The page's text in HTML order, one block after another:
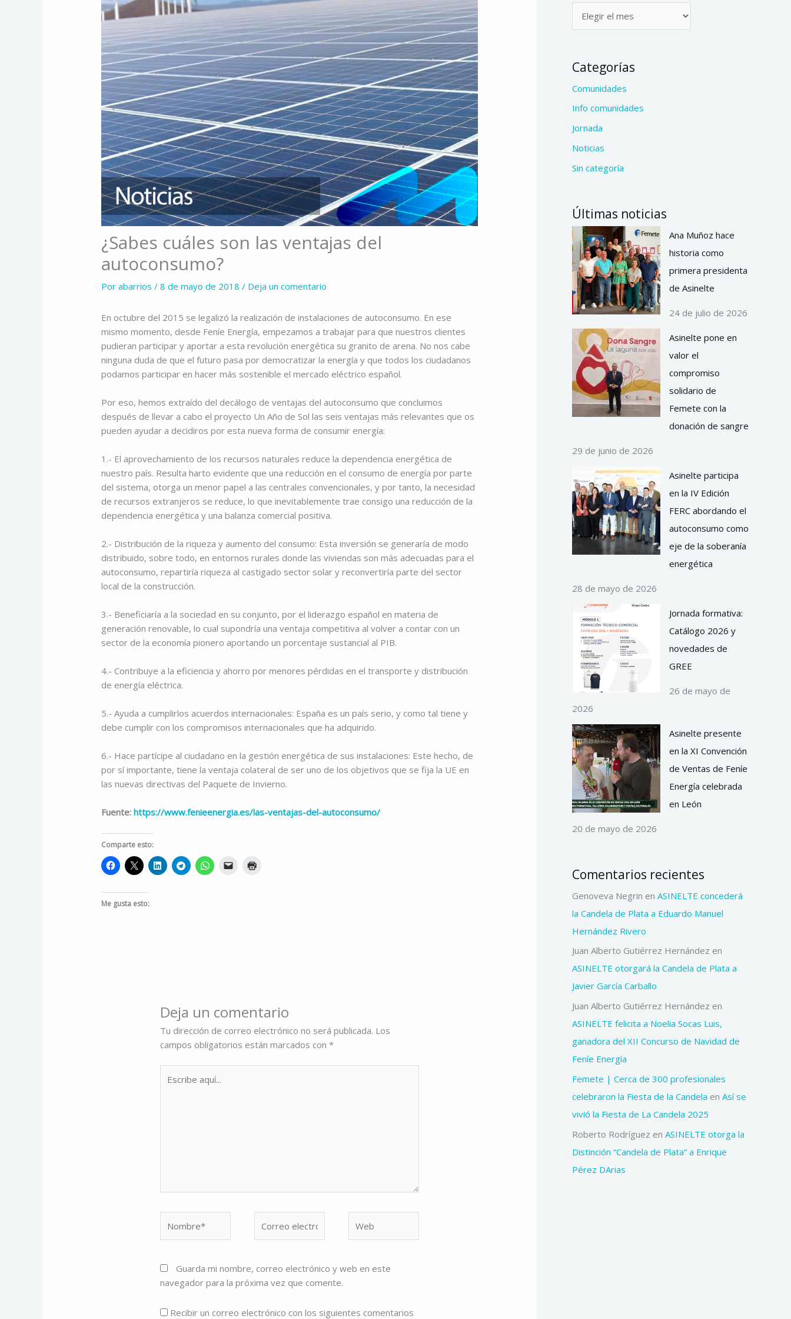
¿Sabes cuáles son las ventajas del
autoconsumo?
Porabarrios/8 de mayo de 2018/ Deja un comentario
En octubre del 2015 se legalizó la realización de instalaciones de autoconsumo. En ese
mismo momento, desde Feníe Energía, empezamos a trabajar para que nuestros clientes
pudieran participar y aportar a esta revolución energética su granito de arena. No nos cabe
ninguna duda de que el futuro pasa por democratizar la energía y que todos los ciudadanos
podamos participar en hacer más sostenible el mercado eléctrico español.
Por eso, hemos extraído del decálogo de ventajas del autoconsumo que concluimos
después de llevar a cabo el proyecto Un Año de Sol las seis ventajas más relevantes que os
pueden ayudar a decidiros por esta nueva forma de consumir energía:
1.- El aprovechamiento de los recursos naturales reduce la dependencia energética de
nuestro país. Resulta harto evidente que una reducción en el consumo de energía por parte
del sistema, otorga un menor papel a las centrales convencionales, y por tanto, la necesidad
de recursos extranjeros se reduce, lo que inevitablemente trae consigo una reducción de la
dependencia energética y una balanza comercial positiva.
2.- Distribución de la riqueza y aumento del consumo: Esta inversión se generaría de modo
distribuido, sobre todo, en entornos rurales donde las viviendas son más adecuadas para el
autoconsumo, repartiría riqueza al castigado sector solar y reconvertiría parte del sector
local de la construcción.
3.- Beneficiaría a la sociedad en su conjunto, por el liderazgo español en materia de
generación renovable, lo cual supondría una ventaja competitiva al volver a contar con un
sector de la economía pionero aportando un porcentaje sustancial al PIB.
4.- Contribuye a la eficiencia y ahorro por menores pérdidas en el transporte y distribución
de energía eléctrica.
5.- Ayuda a cumplirlos acuerdos internacionales: España es un país serio, y como tal tiene y
debe cumplir con los compromisos internacionales que ha adquirido.
6.- Hace partícipe al ciudadano en la gestión energética de sus instalaciones: Este hecho, de
por sí importante, tiene la ventaja colateral de ser uno de los objetivos que se fija la UE en
las nuevas directivas del Paquete de Invierno.
Fuente:https://www.fenieenergia.es/las-ventajas-del-autoconsumo/
Comparte esto:
Me gusta esto:
Deja un comentario
Tu dirección de correo electrónico no será publicada. Los
campos obligatorios están marcados con*
aquí...
electrónico*
Guarda mi nombre, correo electrónico y web en este
navegador para la próxima vez que comente.
Recibir un correo electrónico con los siguientes comentarios
Categorías
Comunidades
Info comunidades
Jornada
Noticias
Sin categoría
Últimas noticias
Ana Muñoz hace
historia como
primera presidenta
de Asinelte
24 de julio de 2026
Asinelte pone en
valor el
compromiso
solidario de
Femete con la
donación de sangre
29 de junio de 2026
Asinelte participa
en la IV Edición
FERC abordando el
autoconsumo como
eje de la soberanía
energética
28 de mayo de 2026
Jornada formativa:
Catálogo 2026 y
novedades de
GREE
26 de mayo de
2026
Asinelte presente
en la XI Convención
de Ventas de Feníe
Energía celebrada
en León
20 de mayo de 2026
Comentarios recientes
Genoveva Negrin en ASINELTE concederá
la Candela de Plata a Eduardo Manuel
Hernández Rivero
Juan Alberto Gutiérrez Hernández en
ASINELTE otorgará la Candela de Plata a
Javier García Carballo
Juan Alberto Gutiérrez Hernández en
ASINELTE felicita a Noelia Socas Luis,
ganadora del XII Concurso de Navidad de
Feníe Energía
Femete | Cerca de 300 profesionales
celebraron la Fiesta de la Candela en Así se
vivió la Fiesta de La Candela 2025
Roberto Rodríguez en ASINELTE otorga la
Distinción “Candela de Plata” a Enrique
Pérez DArias